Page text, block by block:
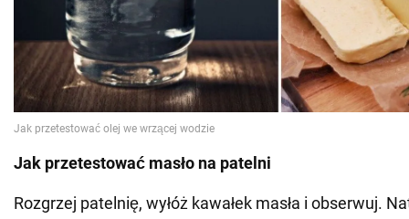
Jak przetestować masło na patelni
Rozgrzej patelnię, wyłóż kawałek masła i obserwuj.